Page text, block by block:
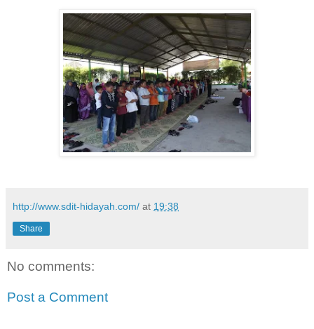
http://www.sdit-hidayah.com/ at 19:38
Share
No comments:
Post a Comment